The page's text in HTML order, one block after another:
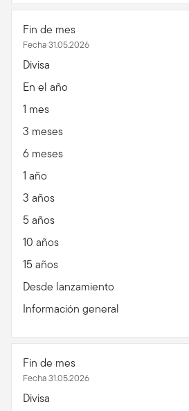
Fin de mes
Fecha 31.05.2026
Divisa
En el año
1 mes
3 meses
6 meses
1 año
3 años
5 años
10 años
15 años
Desde lanzamiento
Información general
Fin de mes
Fecha 31.05.2026
Divisa